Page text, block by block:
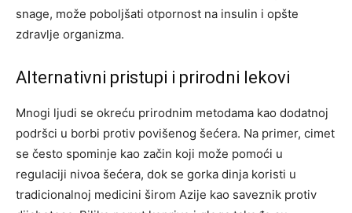
snage, može poboljšati otpornost na insulin i opšte
zdravlje organizma.
Alternativni pristupi i prirodni lekovi
Mnogi ljudi se okreću prirodnim metodama kao dodatnoj
podršci u borbi protiv povišenog šećera. Na primer, cimet
se često spominje kao začin koji može pomoći u
regulaciji nivoa šećera, dok se gorka dinja koristi u
tradicionalnoj medicini širom Azije kao saveznik protiv